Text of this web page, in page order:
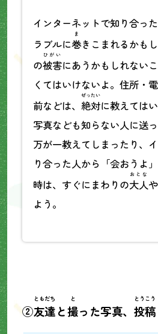
インターネットで知り合っ
ラブルに巻
ま
きこまれるかもし
の被害
ひがい
にあうかもしれない
くてはいけないよ。住所・
前などは、 絶対
ぜったい
に教えては
写真なども知らない人に送
万が一教えてしまったり、
り合った人から「会おうよ
時は、すぐにまわりの大人
おとな
よう。
②友達
ともだち
と撮
と
った写真、 投稿
とうこう